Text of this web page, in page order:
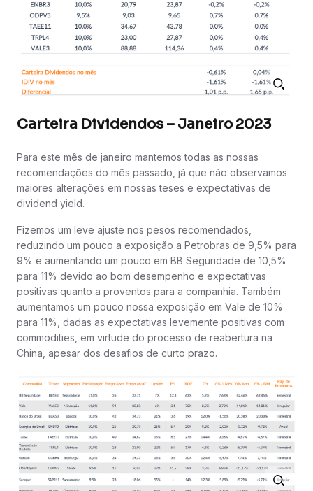
Carteira Dividendos – Janeiro 2023
Para este mês de janeiro mantemos todas as nossas
recomendações do mês passado, já que não observamos
maiores alterações em nossas teses e expectativas de
dividend yield.
Fizemos um leve ajuste nos pesos recomendados,
reduzindo um pouco a exposição a Petrobras de 9,5% para
9% e aumentando um pouco em BB Seguridade de 10,5%
para 11% devido ao bom desempenho e expectativas
positivas quanto a proventos para a companhia. Também
aumentamos um pouco nossa exposição em Vale de 10%
para 11%, dadas as expectativas levemente positivas com
commodities, em virtude do processo de reabertura na
China, apesar dos desafios de curto prazo.